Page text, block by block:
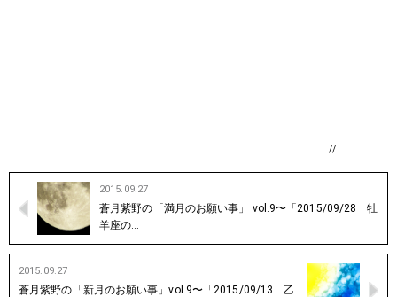
//
2015.09.27
蒼月紫野の「満月のお願い事」 vol.9〜「2015/09/28 牡
羊座の…
2015.09.27
蒼月紫野の「新月のお願い事」vol.9〜「2015/09/13 乙